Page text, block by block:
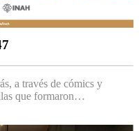
a través de cómics y
que formaron…